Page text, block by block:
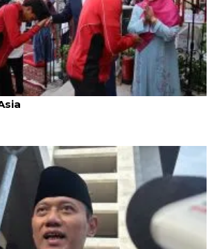
Idul Fitri bersama Timnas U-17